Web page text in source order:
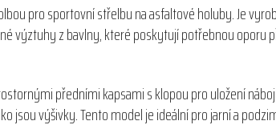
pro sportovní střelbu na asfaltové holuby. Je
výztuhy z bavlny, které poskytují potřebnou oporu
předními kapsami s klopou pro uložení
jsou výšivky. Tento model je ideální pro jarní a